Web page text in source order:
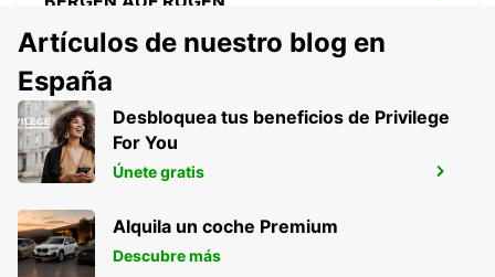
HAMBURG BERGEDORF NEW FROM 1 10
HAMBURG - GERMANY
Artículos de nuestro blog en
España
Desbloquea tus beneficios de Privilege
For You
Únete gratis
Alquila un coche Premium
Descubre más